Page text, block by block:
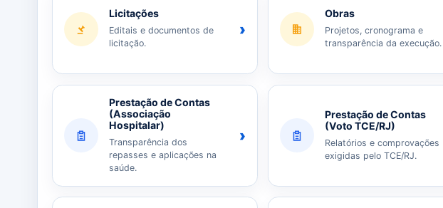
Licitações
Editais e documentos de
licitação.
›
Obras
Projetos, cronograma e
transparência da execução.
Prestação de Contas
(Associação
Hospitalar)
Transparência dos
repasses e aplicações na
saúde.
›
Prestação de Contas
(Voto TCE/RJ)
Relatórios e comprovações
exigidas pelo TCE/RJ.